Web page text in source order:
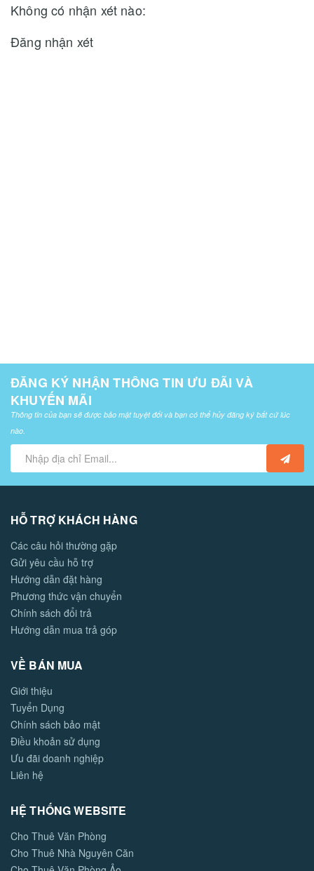
Không có nhận xét nào:
Đăng nhận xét
ĐĂNG KÝ NHẬN THÔNG TIN ƯU ĐÃI VÀ
KHUYẾN MÃI
Thông tin của bạn sẽ được bảo mật tuyệt đối và bạn có thể hủy đăng ký bất cứ lúc
nào.
HỖ TRỢ KHÁCH HÀNG
Các câu hỏi thường gặp
Gửi yêu cầu hỗ trợ
Hướng dẫn đặt hàng
Phương thức vận chuyển
Chính sách đổi trả
Hướng dẫn mua trả góp
VỀ BÁN MUA
Giới thiệu
Tuyển Dụng
Chính sách bảo mật
Điều khoản sử dụng
Ưu đãi doanh nghiệp
Liên hệ
HỆ THỐNG WEBSITE
Cho Thuê Văn Phòng
Cho Thuê Nhà Nguyên Căn